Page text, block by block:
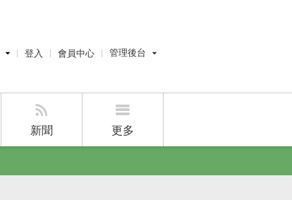
登入 會員中心 管理後台
屋主管理後台
新聞 更多